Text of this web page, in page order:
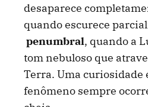
desaparece
quando escurece
penumbral, quando a
tom nebuloso que
Terra. Uma curiosidade
fenômeno sempre